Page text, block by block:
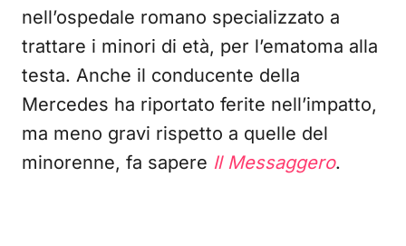
nell’ospedale romano specializzato a
trattare i minori di età, per l’ematoma alla
testa. Anche il conducente della
Mercedes ha riportato ferite nell’impatto,
ma meno gravi rispetto a quelle del
minorenne, fa sapere Il Messaggero.